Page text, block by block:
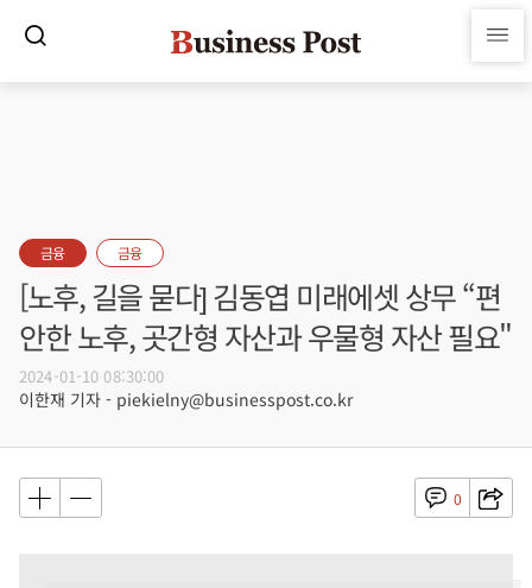
금융 금융
[노후, 길을 묻다] 김동엽 미래에셋 상무 “편
안한 노후, 곳간형 자산과 우물형 자산 필요"
2024-01-10 08:30:00
이한재 기자 - piekielny@businesspost.co.kr
0